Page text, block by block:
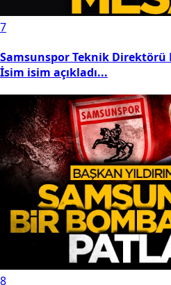
7
Samsunspor Teknik Direktörü
İsim isim açıkladı...
8